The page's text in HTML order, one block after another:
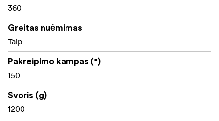
360
Greitas nuėmimas
Taip
Pakreipimo kampas (°)
150
Svoris (g)
1200